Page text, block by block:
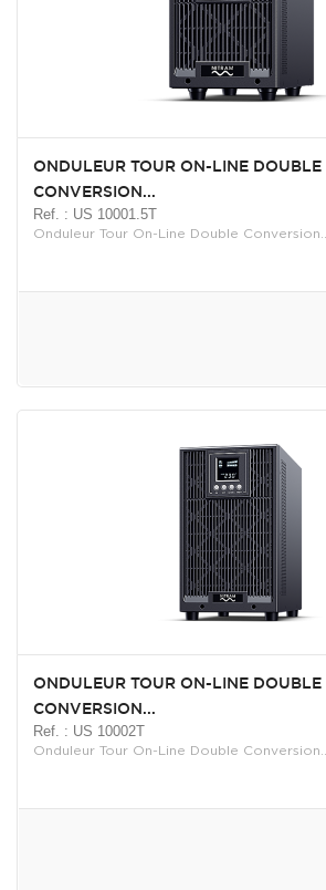
ONDULEUR TOUR ON-LINE DOUBLE
CONVERSION...
Ref. : US 10001.5T
Onduleur Tour On-Line Double Conversion...
ONDULEUR TOUR ON-LINE DOUBLE
CONVERSION...
Ref. : US 10002T
Onduleur Tour On-Line Double Conversion...